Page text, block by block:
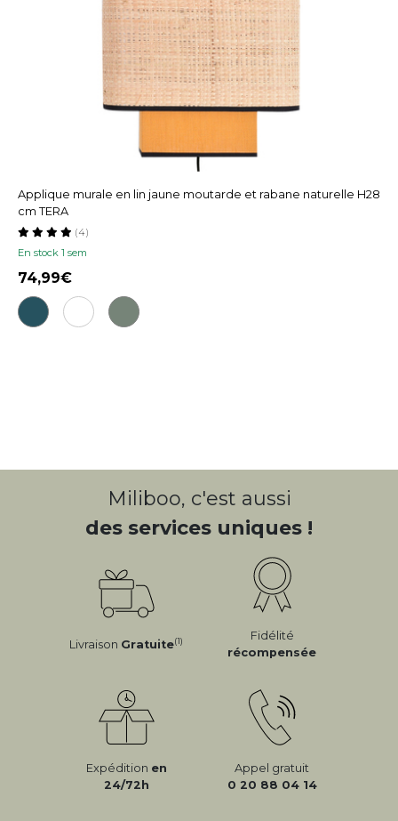
Applique murale en lin jaune moutarde et rabane naturelle H28
cm TERA
En stock 1 sem
(4)
74,99
Miliboo, c'est aussi
des services uniques !
Livraison Gratuite(1)
Fidélité
récompensée
Expédition en
24/72h
Appel gratuit
0 20 88 04 14